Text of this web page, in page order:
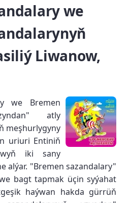
we
Liwanow,
we Bremen
atly
meşhurlygyny
uriuri Entiniň
iki sany
alýar. "Bremen sazandalary"
bagt tapmak üçin syýahat
haýwan hakda gürrüň